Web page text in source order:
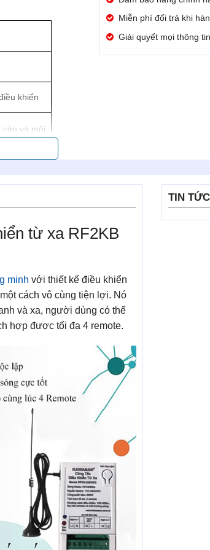
khiển
cản và môi
Miễn phí đổi trả khi
Giải quyết mọi thông
từ xa RF2KB
minh với thiết kế điều khiển
cách vô cùng tiện lợi. Nó
và xa, người dùng có thể
hợp được tối đa 4 remote.
TIN